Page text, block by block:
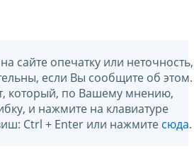
сайте опечатку или неточность,
если Вы сообщите об этом.
который, по Вашему мнению,
и нажмите на клавиатуре
Ctrl + Enter или нажмите сюда.